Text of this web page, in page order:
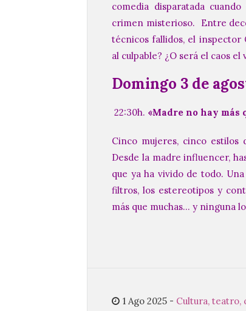
comedia disparatada
crimen misterioso. Entre
técnicos fallidos, el
al culpable? ¿O será el caos
Domingo 3 de
22:30h. «Madre no hay más
Cinco mujeres, cinco
Desde la madre influencer,
que ya ha vivido de todo.
filtros, los estereotipos y
más que muchas… y ninguna
1 Ago 2025 - Cultura, teatro,